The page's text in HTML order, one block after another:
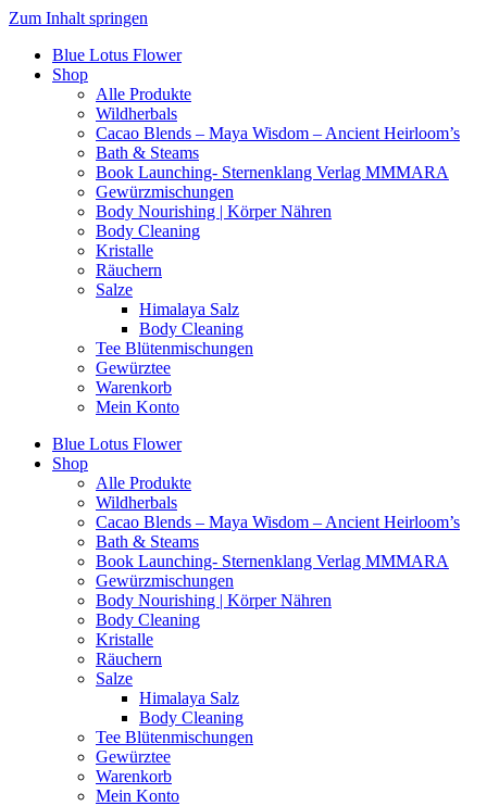
Zum Inhalt springen
Blue Lotus Flower
Shop
Alle Produkte
Wildherbals
Cacao Blends – Maya Wisdom – Ancient Heirloom’s
Bath & Steams
Book Launching- Sternenklang Verlag MMMARA
Gewürzmischungen
Body Nourishing | Körper Nähren
Body Cleaning
Kristalle
Räuchern
Salze
Himalaya Salz
Body Cleaning
Tee Blütenmischungen
Gewürztee
Warenkorb
Mein Konto
Blue Lotus Flower
Shop
Alle Produkte
Wildherbals
Cacao Blends – Maya Wisdom – Ancient Heirloom’s
Bath & Steams
Book Launching- Sternenklang Verlag MMMARA
Gewürzmischungen
Body Nourishing | Körper Nähren
Body Cleaning
Kristalle
Räuchern
Salze
Himalaya Salz
Body Cleaning
Tee Blütenmischungen
Gewürztee
Warenkorb
Mein Konto